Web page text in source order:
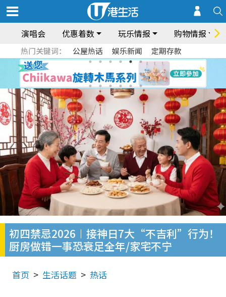
演唱会 优惠着数 玩乐情报 购物情报
热门关键词： 公屋热话 娱乐新闻 定期存款
初四禁忌2026︱接神日7大“不吉利”行为！
厨房做错一事恐衰足全年/家宅不宁
首页 生活话题 热话